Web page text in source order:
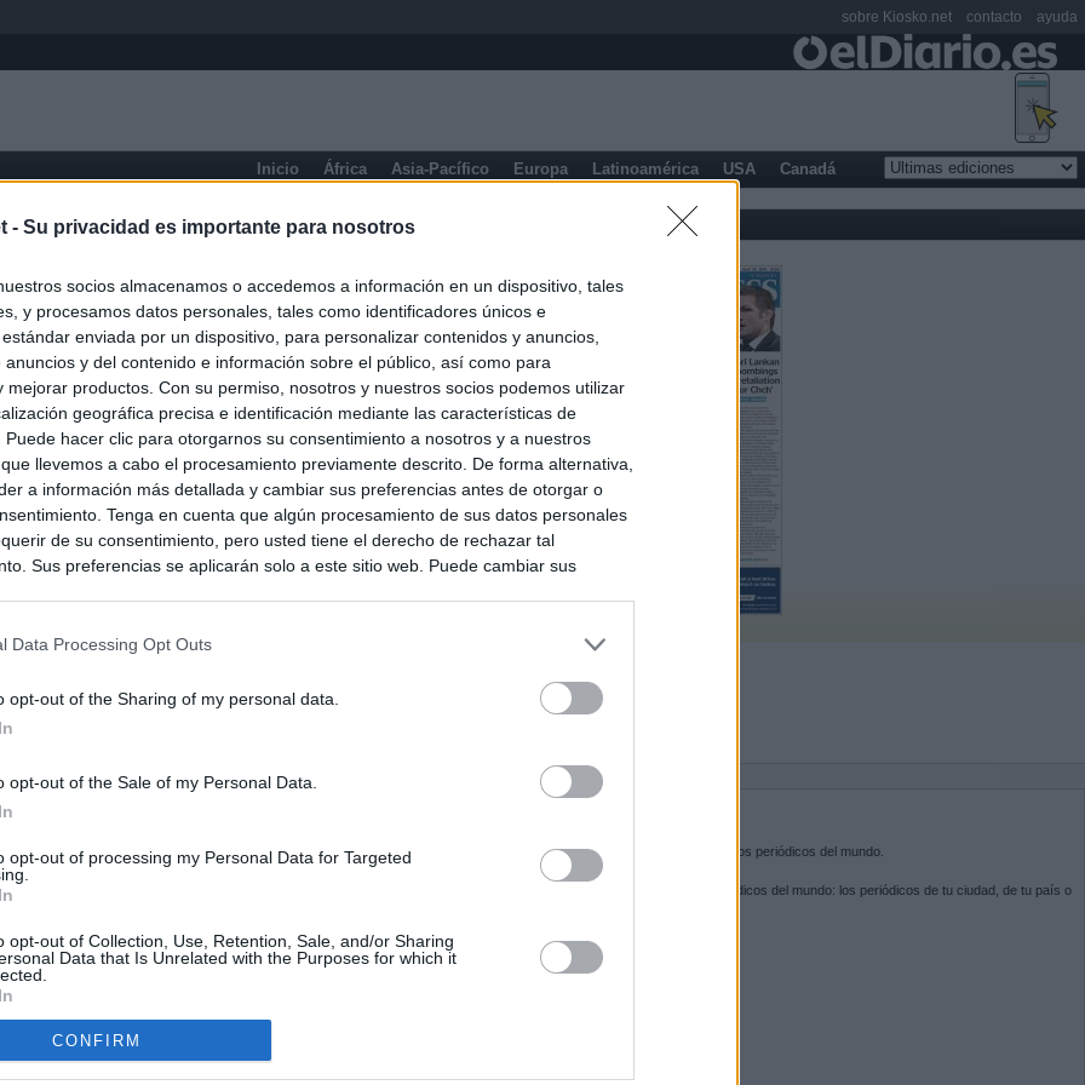
- Su privacidad es importante para nosotros
socios almacenamos o accedemos a información en un dispositivo, tales
y procesamos datos personales, tales como identificadores únicos e
enviada por un dispositivo, para personalizar contenidos y anuncios,
anuncios y del contenido e información sobre el público, así como para
mejorar productos. Con su permiso, nosotros y nuestros socios podemos utilizar
geográfica precisa e identificación mediante las características de
Puede hacer clic para otorgarnos su consentimiento a nosotros y a nuestros
llevemos a cabo el procesamiento previamente descrito. De forma alternativa,
a información más detallada y cambiar sus preferencias antes de otorgar o
Tenga en cuenta que algún procesamiento de sus datos personales
de su consentimiento, pero usted tiene el derecho de rechazar tal
Sus preferencias se aplicarán solo a este sitio web. Puede cambiar sus
Data Processing Opt Outs
opt-out of the Sharing of my personal data.
opt-out of the Sale of my Personal Data.
opt-out of processing my Personal Data for Targeted
opt-out of Collection, Use, Retention, Sale, and/or Sharing
Data that Is Unrelated with the Purposes for which it
CONFIRM
Inicio África Asia-Pacífico Europa Latinoamérica USA Canadá
entre los viajeros procedentes de Italia por los nuevos
esperábamos peor"
en directo: Interior reitera que los controles a viajeros
son aleatorios y no sistemáticos
fronterizo
Kiosko.netes la puerta de entrada a los periódicos del mundo.
Navega por las portadas de los periódicos del mundo: los periódicos de tu ciudad, de tu país o
SÍGUENOS
sobre Kiosko.net contacto ayuda